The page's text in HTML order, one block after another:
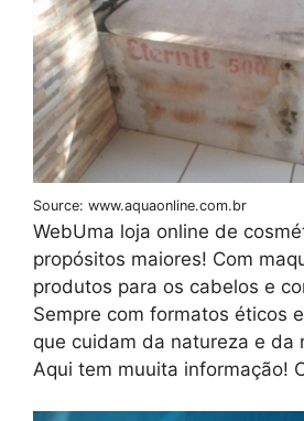
Source: www.aquaonline.com.br
WebUma loja online de
propósitos maiores! Com
produtos para os cabelos e
Sempre com formatos éticos
que cuidam da natureza e da
Aqui tem muuita informação!